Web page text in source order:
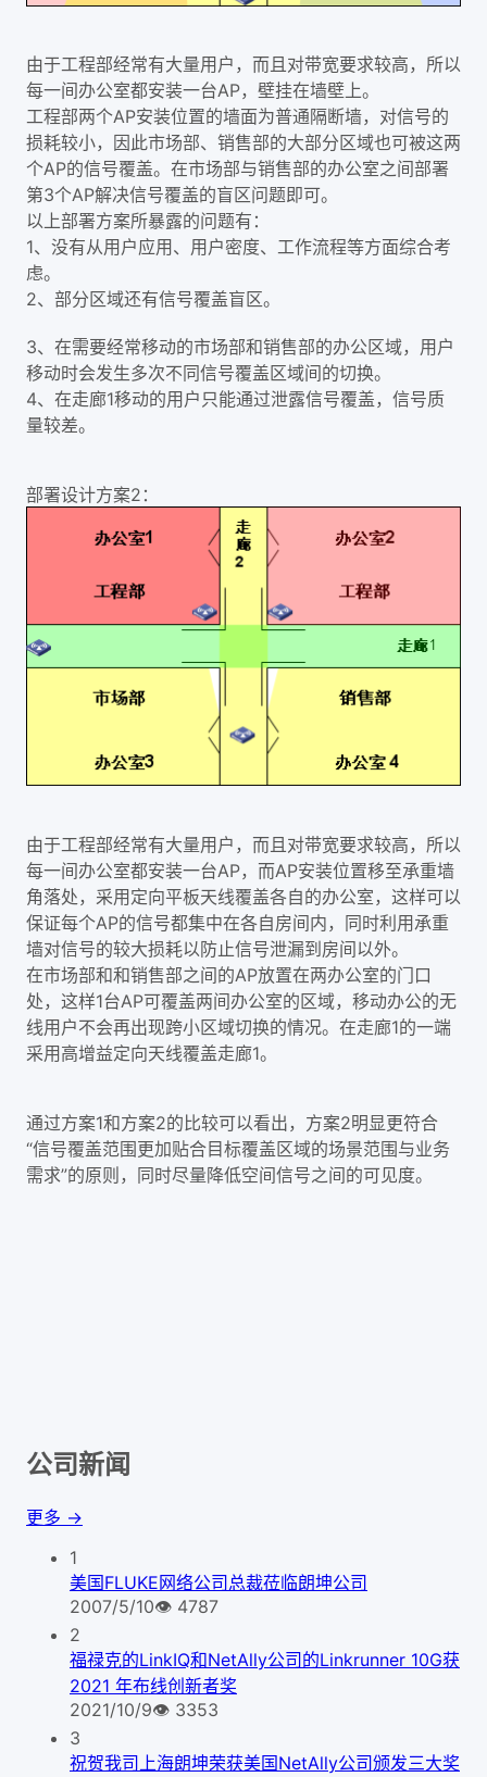
由于工程部经常有大量用户，而且对带宽要求较高，所以
每一间办公室都安装一台AP，壁挂在墙壁上。
工程部两个AP安装位置的墙面为普通隔断墙，对信号的
损耗较小，因此市场部、销售部的大部分区域也可被这两
个AP的信号覆盖。在市场部与销售部的办公室之间部署
第3个AP解决信号覆盖的盲区问题即可。
以上部署方案所暴露的问题有：
1、没有从用户应用、用户密度、工作流程等方面综合考
虑。
2、部分区域还有信号覆盖盲区。
3、在需要经常移动的市场部和销售部的办公区域，用户
移动时会发生多次不同信号覆盖区域间的切换。
4、在走廊1移动的用户只能通过泄露信号覆盖，信号质
量较差。
部署设计方案2：
由于工程部经常有大量用户，而且对带宽要求较高，所以
每一间办公室都安装一台AP，而AP安装位置移至承重墙
角落处，采用定向平板天线覆盖各自的办公室，这样可以
保证每个AP的信号都集中在各自房间内，同时利用承重
墙对信号的较大损耗以防止信号泄漏到房间以外。
在市场部和和销售部之间的AP放置在两办公室的门口
处，这样1台AP可覆盖两间办公室的区域，移动办公的无
线用户不会再出现跨小区域切换的情况。在走廊1的一端
采用高增益定向天线覆盖走廊1。
通过方案1和方案2的比较可以看出，方案2明显更符合
“信号覆盖范围更加贴合目标覆盖区域的场景范围与业务
需求”的原则，同时尽量降低空间信号之间的可见度。
公司新闻
更多 →
1
美国FLUKE网络公司总裁莅临朗坤公司
2007/5/10👁 4787
2
福禄克的LinkIQ和NetAlly公司的Linkrunner 10G获
2021 年布线创新者奖
2021/10/9👁 3353
3
祝贺我司上海朗坤荣获美国NetAlly公司颁发三大奖